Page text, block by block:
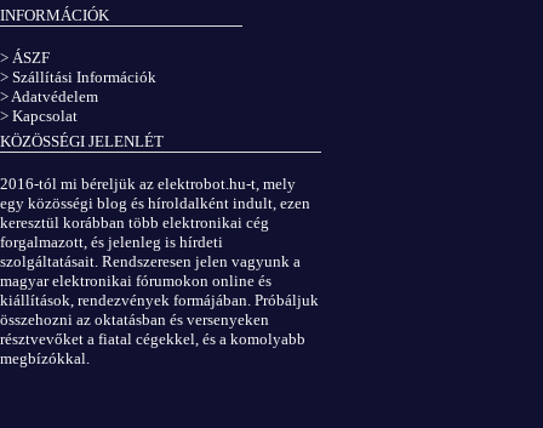
INFORMÁCIÓK
> ÁSZF
> Szállítási Információk
> Adatvédelem
> Kapcsolat
KÖZÖSSÉGI JELENLÉT
2016-tól mi béreljük az elektrobot.hu-t, mely
egy közösségi blog és híroldalként indult, ezen
keresztül korábban több elektronikai cég
forgalmazott, és jelenleg is hírdeti
szolgáltatásait. Rendszeresen jelen vagyunk a
magyar elektronikai fórumokon online és
kiállítások, rendezvények formájában. Próbáljuk
összehozni az oktatásban és versenyeken
résztvevőket a fiatal cégekkel, és a komolyabb
megbízókkal.